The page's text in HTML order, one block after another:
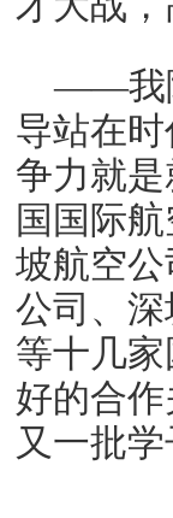
——我
导站在
争力就
国国际
坡航空
公司、
等十几
好的合
又一批